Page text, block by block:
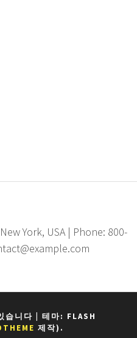
York, USA | Phone: 800-
습니다
테마: FLASH
제작).